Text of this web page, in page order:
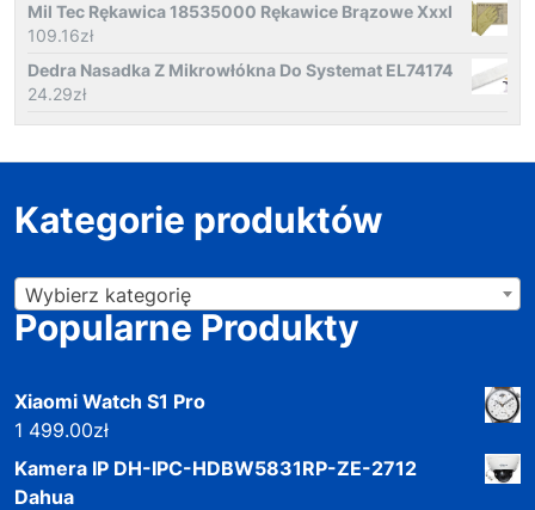
Mil Tec Rękawica 18535000 Rękawice Brązowe Xxxl
109.16zł
Dedra Nasadka Z Mikrowłókna Do Systemat EL74174
24.29zł
Kategorie produktów
Wybierz kategorię
Popularne Produkty
Xiaomi Watch S1 Pro
1 499.00zł
Kamera IP DH-IPC-HDBW5831RP-ZE-2712
Dahua